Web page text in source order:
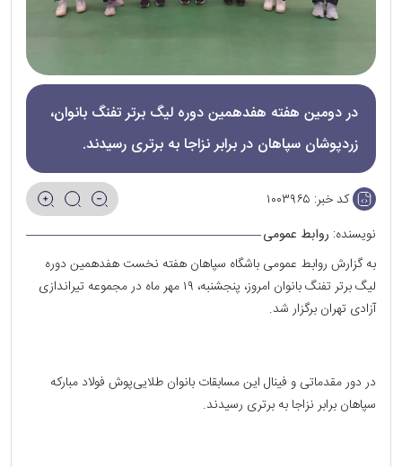
در دومین هفته هفدهمین دوره لیگ برتر تفنگ بانوان،
زردپوشان سپاهان در برابر نزاجا به برتری رسیدند.
کد خبر: ۱۰۰۳۹۶۵
نویسنده: روابط عمومی
به گزارش روابط عمومی باشگاه سپاهان هفته نخست هفدهمین دوره
لیگ برتر تفنگ بانوان امروز، پنجشنبه، ۱۹ مهر ماه در مجموعه تیراندازی
آزادی تهران برگزار شد.
در دور مقدماتی و فینال این مسابقات بانوان طلایی‌پوش فولاد مبارکه
سپاهان برابر نزاجا به برتری رسیدند.